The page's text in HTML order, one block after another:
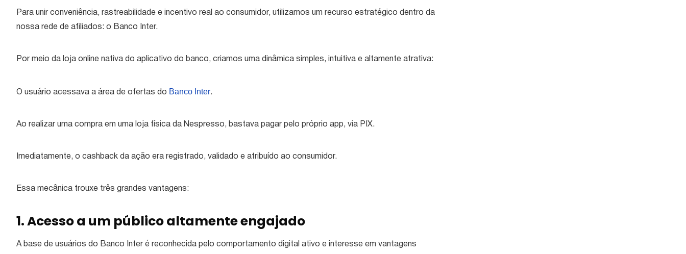
Para unir conveniência, rastreabilidade e incentivo real ao consumidor, utilizamos um recurso estratégico dentro da
nossa rede de afiliados: o Banco Inter.
Por meio da loja online nativa do aplicativo do banco, criamos uma dinâmica simples, intuitiva e altamente atrativa:
O usuário acessava a área de ofertas do Banco Inter.
Ao realizar uma compra em uma loja física da Nespresso, bastava pagar pelo próprio app, via PIX.
Imediatamente, o cashback da ação era registrado, validado e atribuído ao consumidor.
Essa mecânica trouxe três grandes vantagens:
1. Acesso a um público altamente engajado
A base de usuários do Banco Inter é reconhecida pelo comportamento digital ativo e interesse em vantagens